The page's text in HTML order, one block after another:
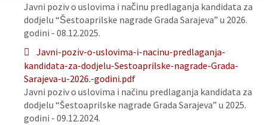
Javni poziv o uslovima i načinu predlaganja kandidata za
dodjelu “Šestoaprilske nagrade Grada Sarajeva” u 2026.
godini - 08.12.2025.
Javni-poziv-o-uslovima-i-nacinu-predlaganja-
kandidata-za-dodjelu-Sestoaprilske-nagrade-Grada-
Sarajeva-u-2026.-godini.pdf
Javni poziv o uslovima i načinu predlaganja kandidata za
dodjelu “Šestoaprilske nagrade Grada Sarajeva” u 2025.
godini - 09.12.2024.